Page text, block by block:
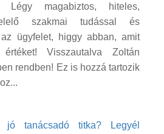
Légy magabiztos, hiteles,
szakmai tudással és
ügyfelet, higgy abban, amit
Visszautalva Zoltán
rendben! Ez is hozzá tartozik
jó tanácsadó titka? Legyél